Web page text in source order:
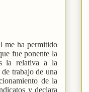
me ha permitido
fue ponente la
la relativa a la
trabajo de una
de la
y declara